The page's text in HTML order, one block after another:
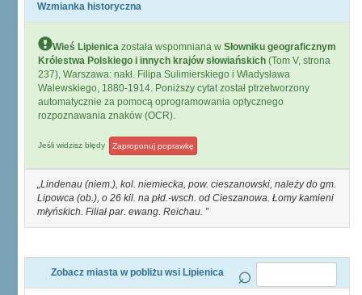
Wzmianka historyczna
Wieś Lipienica została wspomniana w Słowniku geograficznym
Królestwa Polskiego i innych krajów słowiańskich (Tom V, strona
237), Warszawa: nakł. Filipa Sulimierskiego i Władysława
Walewskiego, 1880-1914. Poniższy cytat został ptrzetworzony
automatycznie za pomocą oprogramowania optycznego
rozpoznawania znaków (OCR).
Jeśli widzisz błędy Zaproponuj poprawkę
Lindenau (niem.), kol. niemiecka, pow. cieszanowski, należy do gm.
Lipowca (ob.), o 26 kil. na płd.-wsch. od Cieszanowa. Łomy kamieni
młyńskich. Filiał par. ewang. Reichau.
Zobacz miasta w pobliżu wsi Lipienica